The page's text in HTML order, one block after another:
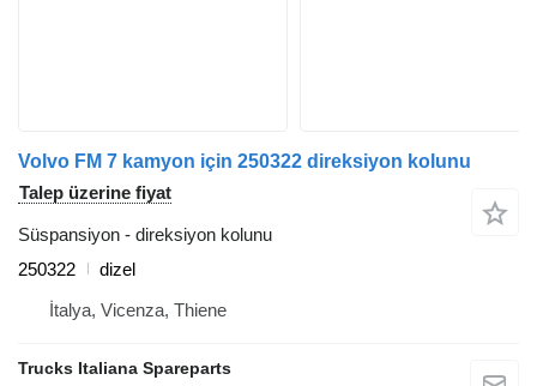
Volvo FM 7 kamyon için 250322 direksiyon kolunu
Talep üzerine fiyat
Süspansiyon - direksiyon kolunu
250322
dizel
İtalya, Vicenza, Thiene
Trucks Italiana Spareparts